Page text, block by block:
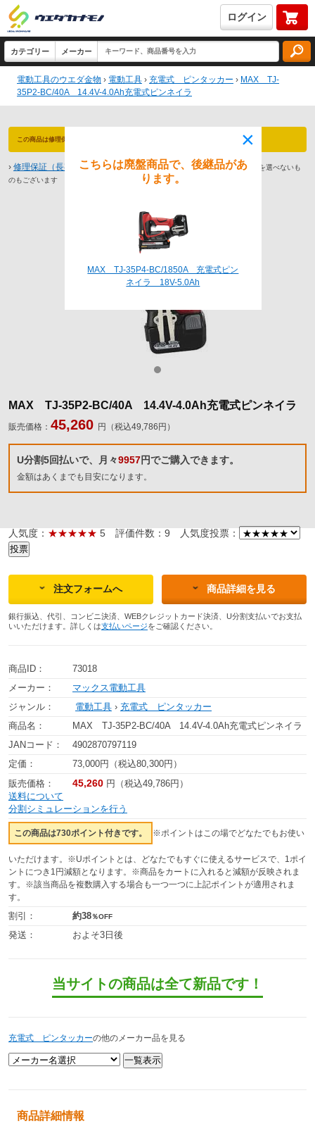
ログイン
電動工具のウエダ金物 › 電動工具 › 充電式 ピンタッカー › MAX TJ-
35P2-BC/40A 14.4V-4.0Ah充電式ピンネイラ
この商品は修理保証 対象商品です（最長3年保証）永久防犯登録付！
› 修理保証（長期保証）とは ※商品によっては1年や2年までしか保証期間を選べないも
のもございます
MAX TJ-35P2-BC/40A 14.4V-4.0Ah充電式ピンネイラ
販売価格： 45,260 円（税込49,786円）
U分割5回払いで、月々9957円でご購入できます。
金額はあくまでも目安になります。
人気度： ★★★★★ 5 評価件数：9 人気度投票：
注文フォームへ 商品詳細を見る
銀行振込、代引、コンビニ決済、WEBクレジットカード決済、U分割支払いでお支払
いいただけます。詳しくは支払いページをご確認ください。
商品ID：
73018
メーカー：
マックス電動工具
ジャンル：
電動工具 › 充電式 ピンタッカー
商品名：
MAX TJ-35P2-BC/40A 14.4V-4.0Ah充電式ピンネイラ
JANコード：
4902870797119
定価：
73,000円（税込80,300円）
販売価格：
45,260 円（税込49,786円）
送料について
分割シミュレーションを行う
この商品は730ポイント付きです。 ※ポイントはこの場でどなたでもお使い
いただけます。※Uポイントとは、どなたでもすぐに使えるサービスで、1ポイ
ントにつき1円減額となります。※商品をカートに入れると減額が反映されま
す。※該当商品を複数購入する場合も一つ一つに上記ポイントが適用されま
す。
割引： 約38％OFF
発送： およそ3日後
当サイトの商品は全て新品です！
充電式 ピンタッカーの他のメーカー品を見る
×
こちらは廃盤商品で、後継品があ
ります。
MAX TJ-35P4-BC/1850A 充電式ピン
ネイラ 18V-5.0Ah
商品詳細情報